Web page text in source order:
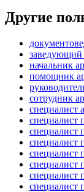
Другие
заведующий
начальник
помощник
сотрудник
специалист
специалист
специалист
специалист
специалист
специалист
специалист
специалист